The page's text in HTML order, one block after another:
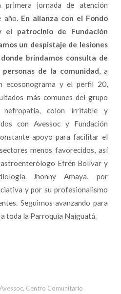
jornada de atención
año. En alianza con el Fondo
el patrocinio de Fundación
un despistaje de lesiones
brindamos consulta de
de la comunidad, a
ecosonograma y el perfil 20,
más comunes del grupo
nefropatía, colon irritable y
con Avessoc y Fundación
apoyo para facilitar el
menos favorecidos, así
Efrén Bolívar y
Jhonny Amaya, por
y por su profesionalismo
Seguimos avanzando para
toda la Parroquia Naiguatá.
Avessoc, Centro Comunitario